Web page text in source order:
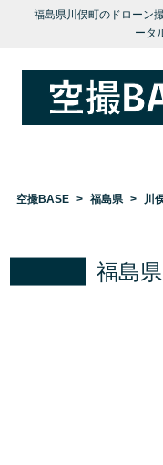
福島県川俣町のドローン
ータ
空撮BASE 福島県 川
福島